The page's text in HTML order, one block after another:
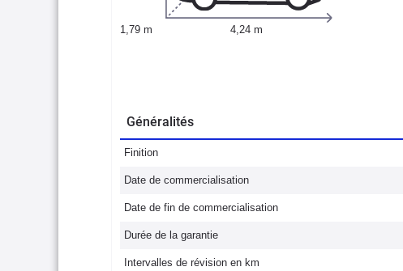
1,79 m 4,24 m
Généralités
Finition
Date de commercialisation
Date de fin de commercialisation
Durée de la garantie
Intervalles de révision en km